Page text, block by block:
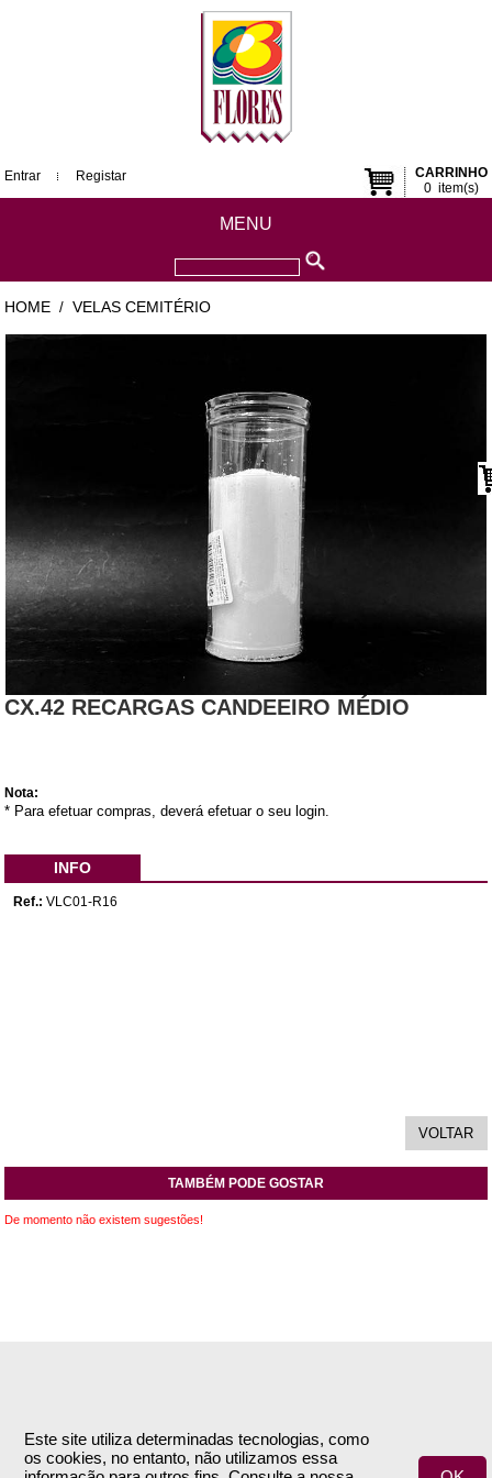
Este site utiliza determinadas tecnologias, como
os cookies, no entanto, não utilizamos essa
CARRINHO
0item(s)
Entrar Registar
MENU
HOME / VELAS CEMITÉRIO
CX.42 RECARGAS CANDEEIRO MÉDIO
Nota:
* Para efetuar compras, deverá efetuar o seu login.
INFO
Ref.: VLC01-R16
TAMBÉM PODE GOSTAR
De momento não existem sugestões!
Empresa
Termos e Condições
Encomendas & Pagamentos
Envio